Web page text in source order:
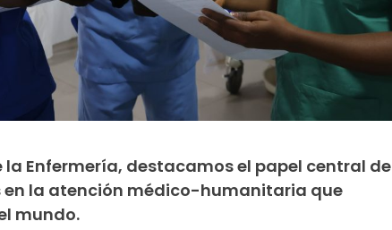
la Enfermería, destacamos el papel central de
en la atención médico-humanitaria que
mundo.